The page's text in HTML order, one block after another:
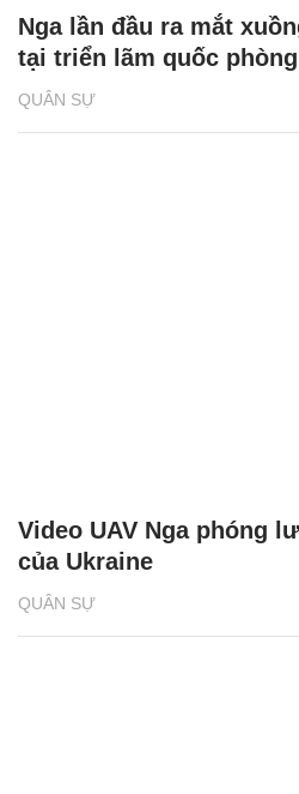
QUÂN SỰ
Nga lần đầu ra mắt
tại triển lãm quốc phòng
QUÂN SỰ
Video UAV Nga phóng
của Ukraine